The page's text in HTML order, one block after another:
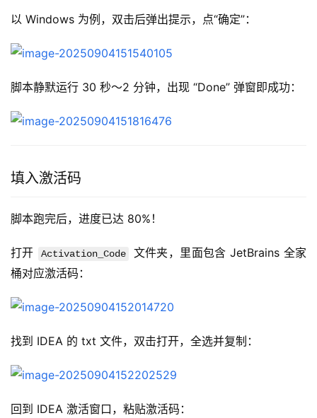
以 Windows 为例，双击后弹出提示，点“确定”：
脚本静默运行 30 秒～2 分钟，出现 “Done” 弹窗即成功：
填入激活码
脚本跑完后，进度已达 80%！
打开 Activation_Code
文件夹，里面包含 JetBrains 全家
桶对应激活码：
找到 IDEA 的 txt 文件，双击打开，全选并复制：
回到 IDEA 激活窗口，粘贴激活码：